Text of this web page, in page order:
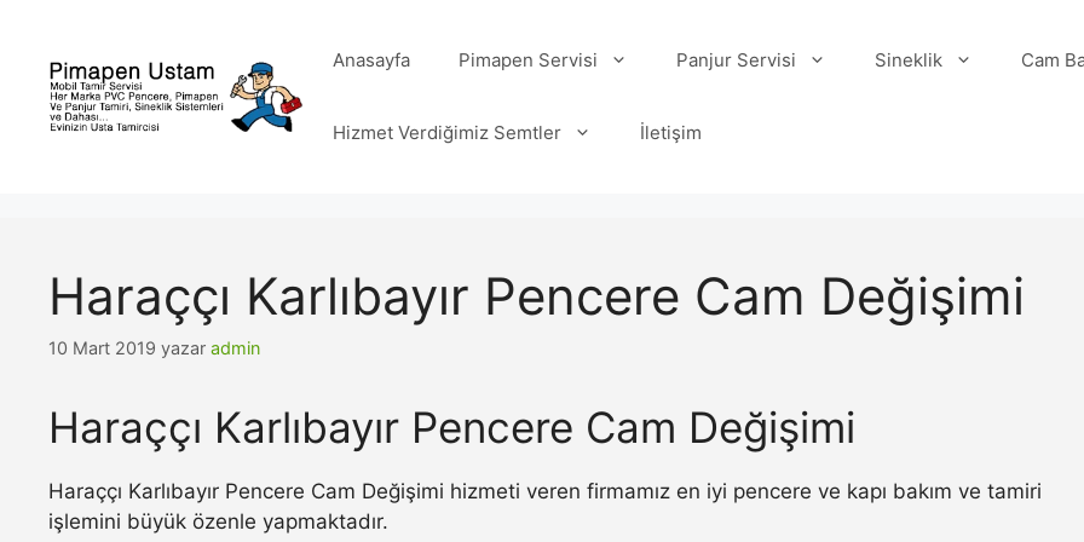
Anasayfa Pimapen Servisi Panjur Servisi Sineklik Cam
Hizmet Verdiğimiz Semtler İletişim
Haraççı Karlıbayır Pencere Cam Değişimi
10 Mart 2019 yazar admin
Haraççı Karlıbayır Pencere Cam Değişimi
Haraççı Karlıbayır Pencere Cam Değişimi hizmeti veren firmamız en iyi pencere ve kapı bakım ve tamiri
işlemini büyük özenle yapmaktadır.